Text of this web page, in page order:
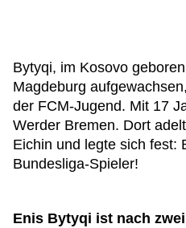
Bytyqi, im Kosovo
Magdeburg
der FCM-Jugend. Mit 17
Werder Bremen. Dort
Eichin und legte sich fest:
Bundesliga-Spieler!
Enis Bytyqi ist nach